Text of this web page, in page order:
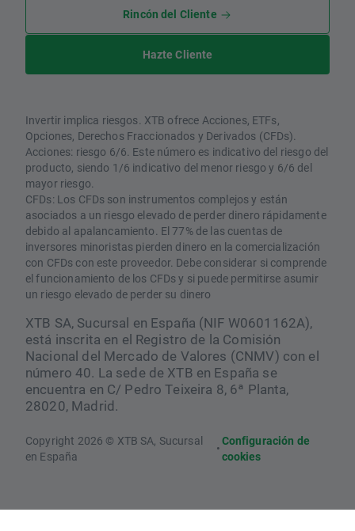
Rincón del Cliente
Hazte Cliente
Invertir implica riesgos. XTB ofrece Acciones, ETFs,
Opciones, Derechos Fraccionados y Derivados (CFDs).
Acciones: riesgo 6/6. Este número es indicativo del riesgo del
producto, siendo 1/6 indicativo del menor riesgo y 6/6 del
mayor riesgo.
CFDs: Los CFDs son instrumentos complejos y están
asociados a un riesgo elevado de perder dinero rápidamente
debido al apalancamiento. El 77% de las cuentas de
inversores minoristas pierden dinero en la comercialización
con CFDs con este proveedor. Debe considerar si comprende
el funcionamiento de los CFDs y si puede permitirse asumir
un riesgo elevado de perder su dinero
XTB SA, Sucursal en España (NIF W0601162A),
está inscrita en el Registro de la Comisión
Nacional del Mercado de Valores (CNMV) con el
número 40. La sede de XTB en España se
encuentra en C/ Pedro Teixeira 8, 6ª Planta,
28020, Madrid.
Copyright 2026 © XTB SA, Sucursal
en España
•
Configuración de
cookies